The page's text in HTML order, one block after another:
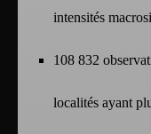
intensités
108 832
localités ayant